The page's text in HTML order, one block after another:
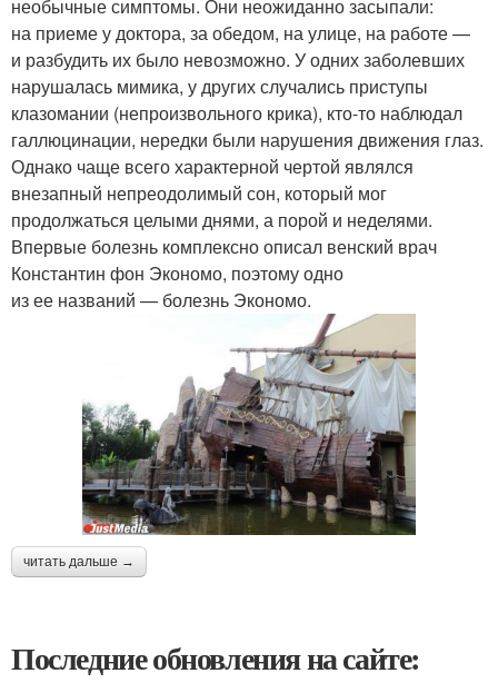
необычные симптомы. Они неожиданно засыпали:
на приеме у доктора, за обедом, на улице, на работе —
и разбудить их было невозможно. У одних заболевших
нарушалась мимика, у других случались приступы
клазомании (непроизвольного крика), кто-то наблюдал
галлюцинации, нередки были нарушения движения глаз.
Однако чаще всего характерной чертой являлся
внезапный непреодолимый сон, который мог
продолжаться целыми днями, а порой и неделями.
Впервые болезнь комплексно описал венский врач
Константин фон Экономо, поэтому одно
из ее названий — болезнь Экономо.
читать дальше →
Последние обновления на сайте: